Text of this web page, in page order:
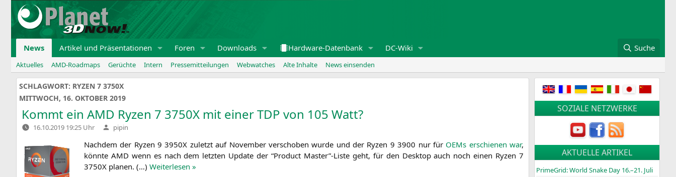
Zum
Inhalt
springen
News Artikel und Präsentationen Foren Downloads Hardware-Datenbank DC-Wiki Suche
Aktuelles AMD-Roadmaps Gerüchte Intern Pressemitteilungen Webwatches Alte Inhalte News einsenden
SCHLAGWORT: RYZEN 7 3750X
MITTWOCH, 16. OKTOBER 2019
Kommt ein AMD Ryzen 7 3750X mit einerTDP von 105 Watt?
16.10.2019 19:25 Uhr Verfasst
von
pipin
Nach­dem der Ryzen 93950X zuletzt auf Novem­ber ver­scho­ben wur­de und der Ryzen 9 3900 nur für OEMs erschie­nen war,
könn­te AMD wenn es nach dem letz­ten Update der “Pro­duct Master”-Liste geht, für den Desk­top auch noch einen Ryzen 7
3750X pla­nen. (…) Wei­ter­le­sen »
SOZIALE NETZWERKE
AKTUELLE ARTIKEL
PrimeGrid: World Snake Day 16.–21. Juli